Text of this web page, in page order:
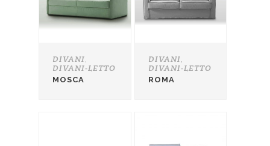
DIVANI
DIVANI-LETTO
MOSCA
DIVANI
DIVANI-LETTO
ROMA